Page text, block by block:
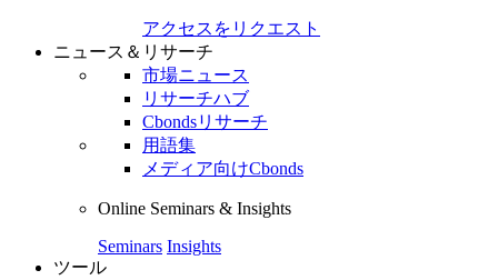
アクセスをリクエスト
ニュース＆リサーチ
市場ニュース
リサーチハブ
Cbondsリサーチ
用語集
メディア向けCbonds
Online Seminars & Insights
Seminars Insights
ツール